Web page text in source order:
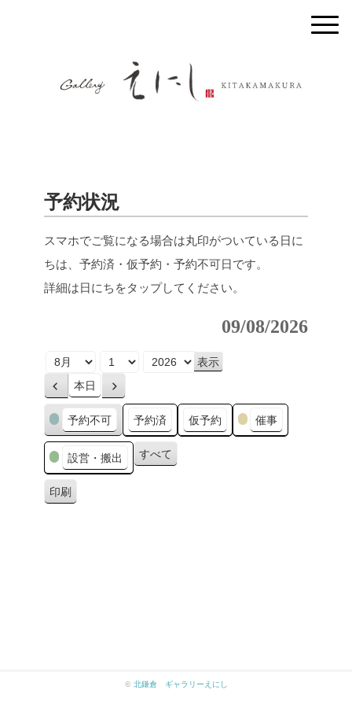
予約状況
スマホでご覧になる場合は丸印がついている日に
ちは、予約済・仮予約・予約不可日です。
詳細は日にちをタップしてください。
09/08/2026
月
日
年
前
へ
本日
次
へ
カ
テ
ゴ
リ
ー
予約不可 予約済 仮予約 催事
設営・搬出 すべて
印刷
© 北鎌倉 ギャラリーえにし